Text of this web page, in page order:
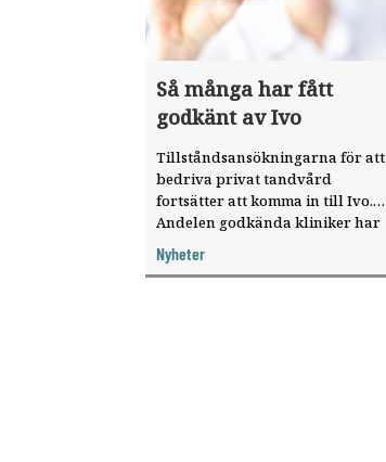
Så många har fått
godkänt av Ivo
Tillståndsansökningarna för att
bedriva privat tandvård
fortsätter att komma in till Ivo.
Andelen godkända kliniker har
Nyheter